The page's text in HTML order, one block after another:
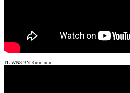
TL-WN823N Kurulumu;